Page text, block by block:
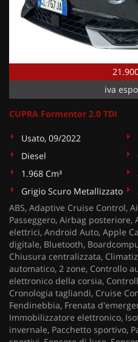
iva
CUPRA Formentor 2.0 TDI
Usato, 09/2022
Diesel
1.968 Cm³
Grigio Scuro Metallizzato
ABS, Adaptive Cruise Control,
Passeggero, Airbag
elettrici, Android Auto, Apple
digitale, Bluetooth,
Chiusura centralizzata,
automatico, 2 zone, Controllo
elettronico della corsia,
Cronologia tagliandi, Cruise
Fendinebbia, Frenata
Immobilizzatore elettronico,
invernale, Pacchetto sportivo,